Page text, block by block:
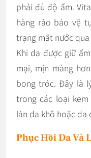
phải đủ độ ẩm.
hàng rào bảo vệ
trạng mất nước
Khi da được giữ
mại, mịn màng
bong tróc. Đây là
trong các loại
làn da khô hoặc da
Phục Hồi Da Và